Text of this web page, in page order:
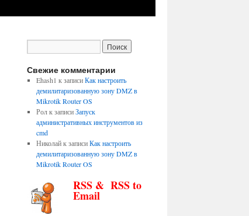
Свежие комментарии
Ehash1 к записиКак настроить
демилитаризованную зону DMZ в
Mikrotik Router OS
Ролк записиЗапуск
административных инструментов из
cmd
Николайк записиКак настроить
демилитаризованную зону DMZ в
Mikrotik Router OS
RSS & RSS to
Email